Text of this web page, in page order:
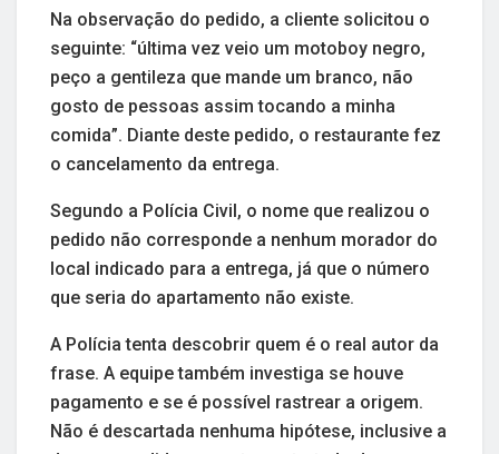
Na observação do pedido, a cliente solicitou o
seguinte: “última vez veio um motoboy negro,
peço a gentileza que mande um branco, não
gosto de pessoas assim tocando a minha
comida”. Diante deste pedido, o restaurante fez
o cancelamento da entrega.
Segundo a Polícia Civil, o nome que realizou o
pedido não corresponde a nenhum morador do
local indicado para a entrega, já que o número
que seria do apartamento não existe.
A Polícia tenta descobrir quem é o real autor da
frase. A equipe também investiga se houve
pagamento e se é possível rastrear a origem.
Não é descartada nenhuma hipótese, inclusive a